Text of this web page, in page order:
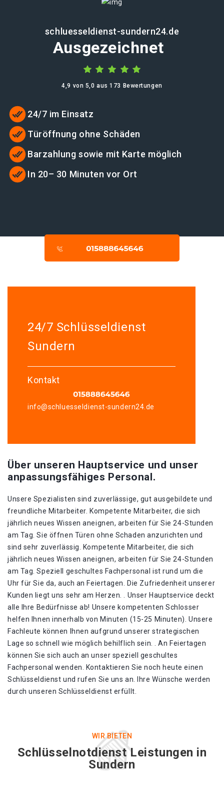
schluesseldienst-sundern24.de
Ausgezeichnet
4,9 von 5,0 aus 173 Bewertungen
24/7 im Einsatz
Türöffnung ohne Schäden
Barzahlung sowie mit Karte möglich
In 20– 30 Minuten vor Ort
24/7 Schlüsseldienst
Sundern
Kontakt
info@schluesseldienst-sundern24.de
Über unseren Hauptservice und unser
anpassungsfähiges Personal.
Unsere Spezialisten sind zuverlässige, gut ausgebildete und
freundliche Mitarbeiter. Kompetente Mitarbeiter, die sich
jährlich neues Wissen aneignen, arbeiten für Sie 24-Stunden
am Tag. Sie öffnen Türen ohne Schaden anzurichten und
sind sehr zuverlässig. Kompetente Mitarbeiter, die sich
jährlich neues Wissen aneignen, arbeiten für Sie 24-Stunden
am Tag. Speziell geschultes Fachpersonal ist rund um die
Uhr für Sie da, auch an Feiertagen. Die Zufriedenheit unserer
Kunden liegt uns sehr am Herzen. . Unser Hauptservice deckt
alle Ihre Bedürfnisse ab! Unsere kompetenten Schlosser
helfen Ihnen innerhalb von Minuten (15-25 Minuten). Unsere
Fachleute können Ihnen aufgrund unserer strategischen
Lage so schnell wie möglich behilflich sein. . An Feiertagen
können Sie sich auch an unser speziell geschultes
Fachpersonal wenden. Kontaktieren Sie noch heute einen
Schlüsseldienst und rufen Sie uns an. Ihre Wünsche werden
durch unseren Schlüsseldienst erfüllt.
WIR BIETEN
Schlüsselnotdienst Leistungen in
Sundern